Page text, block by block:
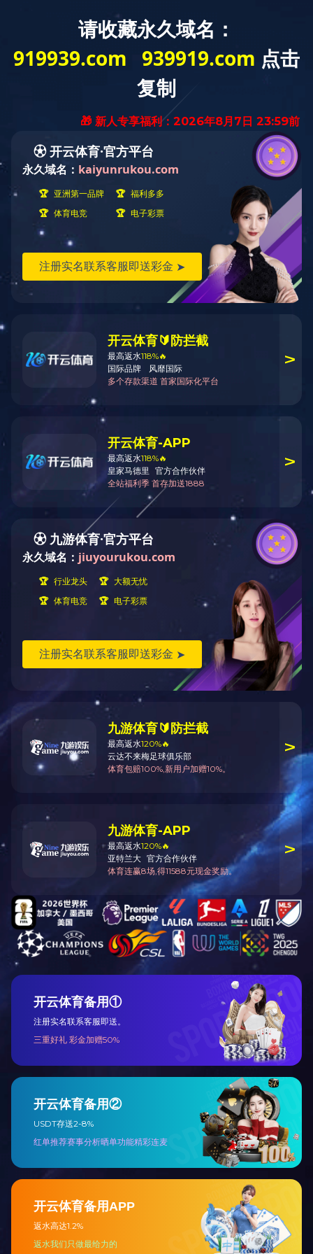
国）介绍
2025全国两会《政府工作报告》要点
2025-03-30 09:25:01
上一篇： 2025全国两会习近平讲话金句
下一篇： 2024年全国两会《政府工作报告》要点
咨询与了解
电 话：0745-2261111
邮 箱：3920878361@qq.com